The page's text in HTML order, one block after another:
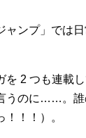
ャンプ」では
を 2 つも連載
うのに……。誰
！！！）。